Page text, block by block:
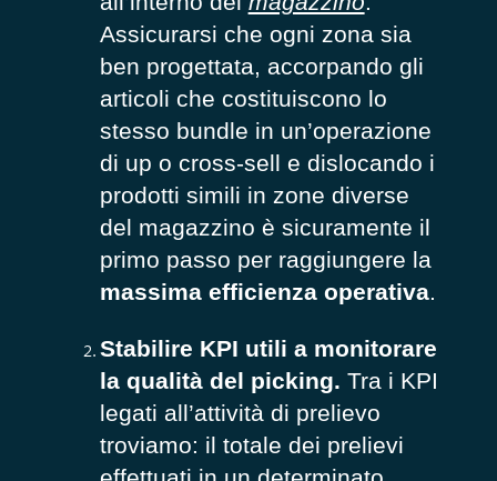
Assicurarsi che ogni zona sia
ben progettata, accorpando gli
articoli che costituiscono lo
stesso bundle in un’operazione
di up o cross-sell e dislocando i
prodotti simili in zone diverse
del magazzino è sicuramente il
primo passo per raggiungere la
massima efficienza operativa.
Stabilire KPI utili a monitorare
la qualità del picking. Tra i KPI
legati all’attività di prelievo
troviamo: il totale dei prelievi